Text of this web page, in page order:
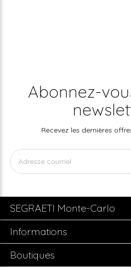
Abonnez-
Recevez les dernières
SEGRAETI Monte-Carlo
Informations
Boutiques